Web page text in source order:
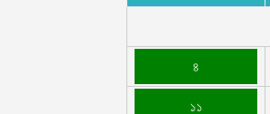
৪
১১